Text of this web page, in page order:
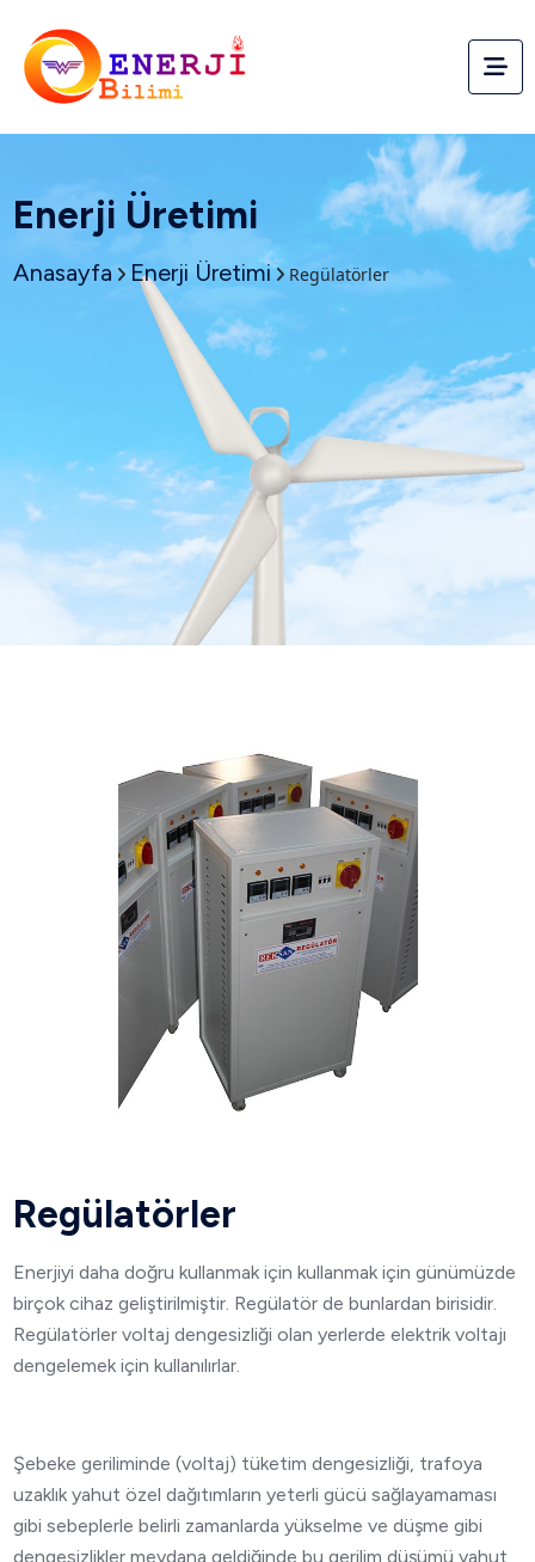
Enerji Üretimi
Anasayfa Enerji Üretimi Regülatörler
Regülatörler
Enerjiyi daha doğru kullanmak için kullanmak için günümüzde
birçok cihaz geliştirilmiştir. Regülatör de bunlardan birisidir.
Regülatörler voltaj dengesizliği olan yerlerde elektrik voltajı
dengelemek için kullanılırlar.
Şebeke geriliminde (voltaj) tüketim dengesizliği, trafoya
uzaklık yahut özel dağıtımların yeterli gücü sağlayamaması
gibi sebeplerle belirli zamanlarda yükselme ve düşme gibi
dengesizlikler meydana geldiğinde bu gerilim düşümü yahut